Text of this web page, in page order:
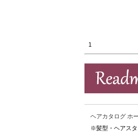
1
ヘアカタログ ホ
※髪型・ヘアスタ